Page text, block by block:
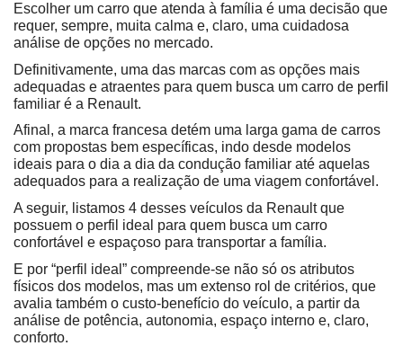
Escolher um carro que atenda à família é uma decisão que
requer, sempre, muita calma e, claro, uma cuidadosa
análise de opções no mercado.
Definitivamente, uma das marcas com as opções mais
adequadas e atraentes para quem busca um carro de perfil
familiar é a Renault.
Afinal, a marca francesa detém uma larga gama de carros
com propostas bem específicas, indo desde modelos
ideais para o dia a dia da condução familiar até aquelas
adequados para a realização de uma viagem confortável.
A seguir, listamos 4 desses veículos da Renault que
possuem o perfil ideal para quem busca um carro
confortável e espaçoso para transportar a família.
E por “perfil ideal” compreende-se não só os atributos
físicos dos modelos, mas um extenso rol de critérios, que
avalia também o custo-benefício do veículo, a partir da
análise de potência, autonomia, espaço interno e, claro,
conforto.